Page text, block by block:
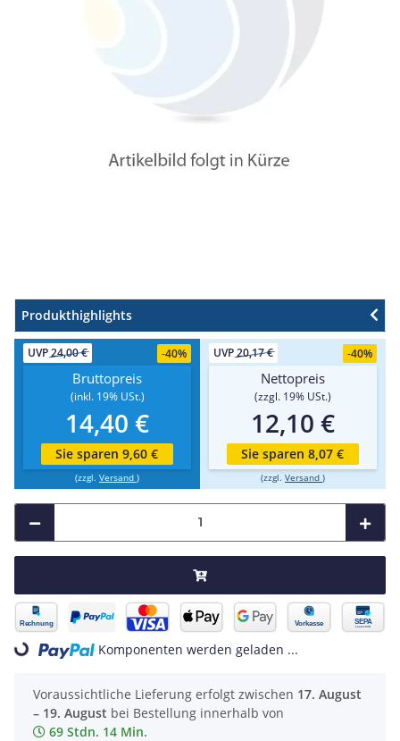
Produkthighlights
UVP24,00 € -40%
Bruttopreis
(inkl. 19% USt.)
14,40 €
Sie sparen 9,60 €
(zzgl. Versand )
UVP20,17 € -40%
Nettopreis
(zzgl. 19% USt.)
12,10 €
Sie sparen 8,07 €
(zzgl. Versand )
Loading... Komponenten werden geladen ...
Voraussichtliche Lieferung erfolgt zwischen 17. August
– 19. August bei Bestellung innerhalb von
69 Stdn. 14 Min.